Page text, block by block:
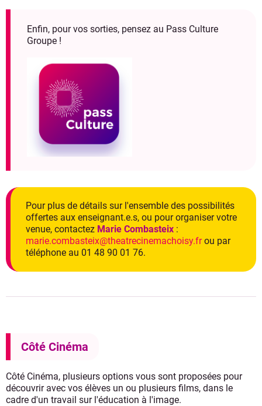
Enfin, pour vos sorties, pensez au Pass Culture
Groupe !
Pour plus de détails sur l'ensemble des possibilités
offertes aux enseignant.e.s, ou pour organiser votre
venue, contactez Marie Combasteix :
marie.combasteix@theatrecinemachoisy.frou par
téléphone au 01 48 90 01 76.
Côté Cinéma
Côté Cinéma, plusieurs options vous sont proposées pour
découvrir avec vos élèves un ou plusieurs films, dans le
cadre d'un travail sur l'éducation à l'image.